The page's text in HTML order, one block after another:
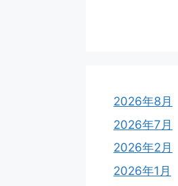
2026年8月
2026年7月
2026年2月
2026年1月